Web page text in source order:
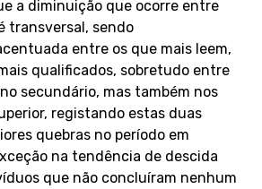
a diminuição que ocorre entre
transversal, sendo
entre os que mais leem,
qualificados, sobretudo entre
secundário, mas também nos
registando estas duas
quebras no período em
na tendência de descida
que não concluíram nenhum